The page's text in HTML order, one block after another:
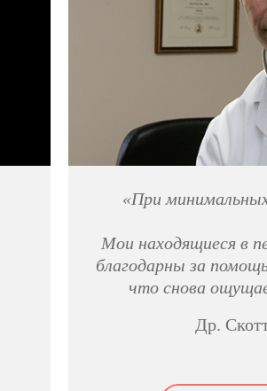
«При
Мои находящиеся в
благодарны за
что снова
Др.